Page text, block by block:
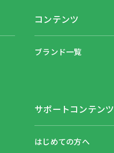
コンテンツ
ブランド一覧
サポートコンテンツ
はじめての方へ